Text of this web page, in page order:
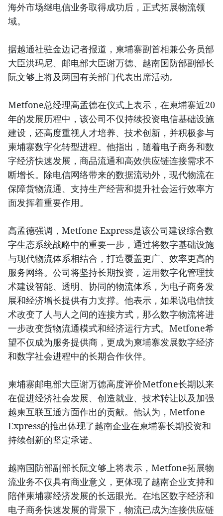
海外市场继电信业务取得成功后，正式拓展物流领
域。
据越通社驻金边记者报道，柬埔寨副首相兼公务员部
大臣洪玛尼、邮电部大臣谢万德、越南国防部副部长
阮文够上将及两国有关部门代表出席活动。
Metfone总经理高孟德在仪式上表示，在柬埔寨近20
年的发展历程中，该公司不仅持续投资电信基础设施
建设，还高度重视人才培养、技术创新，并积极参与
柬埔寨数字化转型进程。他指出，随着电子商务和数
字经济快速发展，商品流通和高效供应链连接需求不
断增长。除电信网络带来的数据流动外，现代物流在
保障货物流通、支持生产经营和提升社会运行效率方
面发挥着重要作用。
高孟德强调，Metfone Express是该公司建设综合数
字生态系统战略中的重要一步，通过将数字基础设施
与现代物流体系相结合，打造覆盖更广、效率更高的
服务网络。公司将坚持长期投资，运用数字化管理技
术建设智能、透明、协同的物流体系，为电子商务发
展和经济增长提供有力支撑。他表示，如果说电信技
术改变了人与人之间的连接方式，那么数字物流将进
一步改变货物流通模式和经济运行方式。Metfone希
望不仅成为服务提供商，更成为柬埔寨发展数字经济
和数字社会进程中的长期合作伙伴。
柬埔寨邮电部大臣谢万德高度评价Metfone长期以来
在促进经济社会发展、创造就业、技术转让以及加强
越柬互联互通方面作出的贡献。他认为，Metfone
Express的推出体现了越南企业在柬埔寨长期投资和
持续创新的坚定承诺。
越南国防部副部长阮文够上将表示，Metfone拓展物
流业务不仅具有商业意义，更体现了越南企业支持和
陪伴柬埔寨经济发展的长远眼光。在地区数字经济和
电子商务快速发展的背景下，物流已成为连接供应链